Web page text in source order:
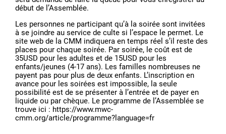
début de l’Assemblée.
Les personnes ne participant qu’à la soirée sont invitées
à se joindre au service de culte si l’espace le permet. Le
site web de la CMM indiquera en temps réel s’il reste des
places pour chaque soirée. Par soirée, le coût est de
35USD pour les adultes et de 15USD pour les
enfants/jeunes (4-17 ans). Les familles nombreuses ne
payent pas pour plus de deux enfants. L’inscription en
avance pour les soirées est impossible, la seule
possibilité est de se présenter à l’entrée et de payer en
liquide ou par chèque. Le programme de l’Assemblée se
trouve ici : https://www.mwc-
cmm.org/article/programme?language=fr